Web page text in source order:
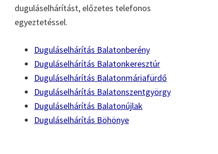
duguláselhárítást, előzetes telefonos
egyeztetéssel.
Duguláselhárítás Balatonberény
Duguláselhárítás Balatonkeresztúr
Duguláselhárítás Balatonmáriafürdő
Duguláselhárítás Balatonszentgyörgy
Duguláselhárítás Balatonújlak
Duguláselhárítás Böhönye